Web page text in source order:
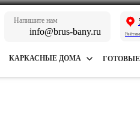
Напишите нам
info@brus-bany.ru
КАРКАСНЫЕ ДОМА